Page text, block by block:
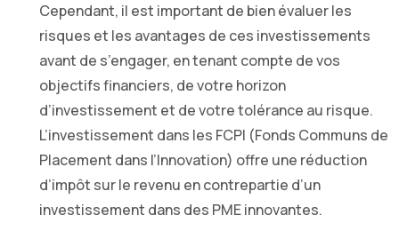
Cependant, il est important de bien évaluer les
risques et les avantages de ces investissements
avant de s’engager, en tenant compte de vos
objectifs financiers, de votre horizon
d’investissement et de votre tolérance au risque.
L’investissement dans les FCPI (Fonds Communs de
Placement dans l’Innovation) offre une réduction
d’impôt sur le revenu en contrepartie d’un
investissement dans des PME innovantes.